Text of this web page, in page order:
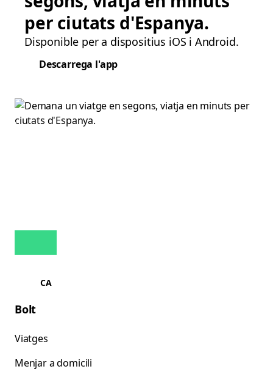
per ciutats d'Espanya.
Disponible per a dispositius iOS i Android.
Descarrega l'app
CA
Bolt
Viatges
Menjar a domicili